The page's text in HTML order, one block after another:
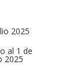
2025
al 1 de
2025